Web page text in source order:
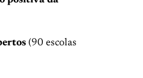
(90 escolas